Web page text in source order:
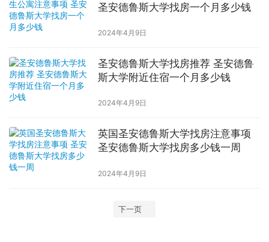
圣安德鲁斯大学找房一个月多少钱
2024年4月9日
圣安德鲁斯大学找房推荐 圣安德鲁
斯大学附近住宿一个月多少钱
2024年4月9日
英国圣安德鲁斯大学找房注意事项
圣安德鲁斯大学找房多少钱一周
2024年4月9日
下一页